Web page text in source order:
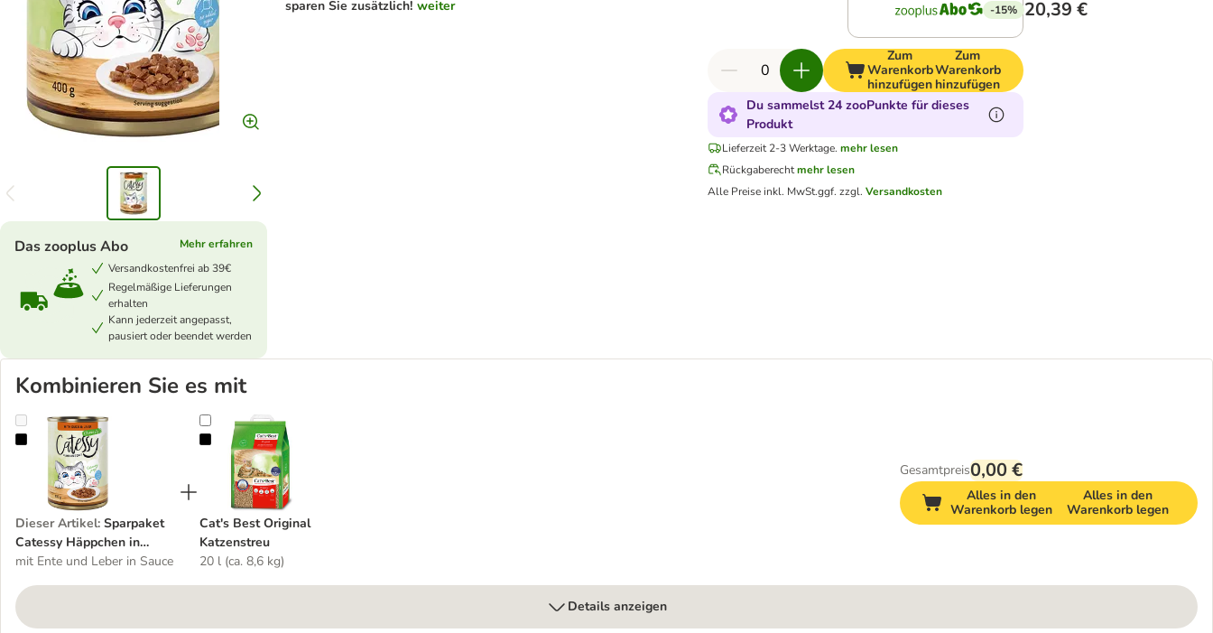
sparen Sie zusätzlich! weiter
Das zooplus Abo
Mehr erfahren
Versandkostenfrei ab 39€
Regelmäßige Lieferungen
erhalten
Kann jederzeit angepasst,
pausiert oder beendet werden
-15% 20,39 €
Zum
Warenkorb
hinzufügen
Zum
Warenkorb
hinzufügen
Du sammelst 24 zooPunkte für dieses
Produkt
Lieferzeit 2-3 Werktage. mehr lesen
Rückgaberecht mehr lesen
Alle Preise inkl. MwSt.ggf. zzgl. Versandkosten
Kombinieren Sie es mit
Sparpaket Catessy Häppchen in Sauce oder Gelee 24 x 400 g
Dieser Artikel: Sparpaket
Catessy Häppchen in
Sauce oder Gelee 24 x 400
mit Ente und Leber in Sauce
Cat's Best Original Katzenstreu
Cat's Best Original
Katzenstreu
20 l (ca. 8,6 kg)
Gesamtpreis0,00 €
Alles in den
Warenkorb legen
Alles in den
Warenkorb legen
Details anzeigen